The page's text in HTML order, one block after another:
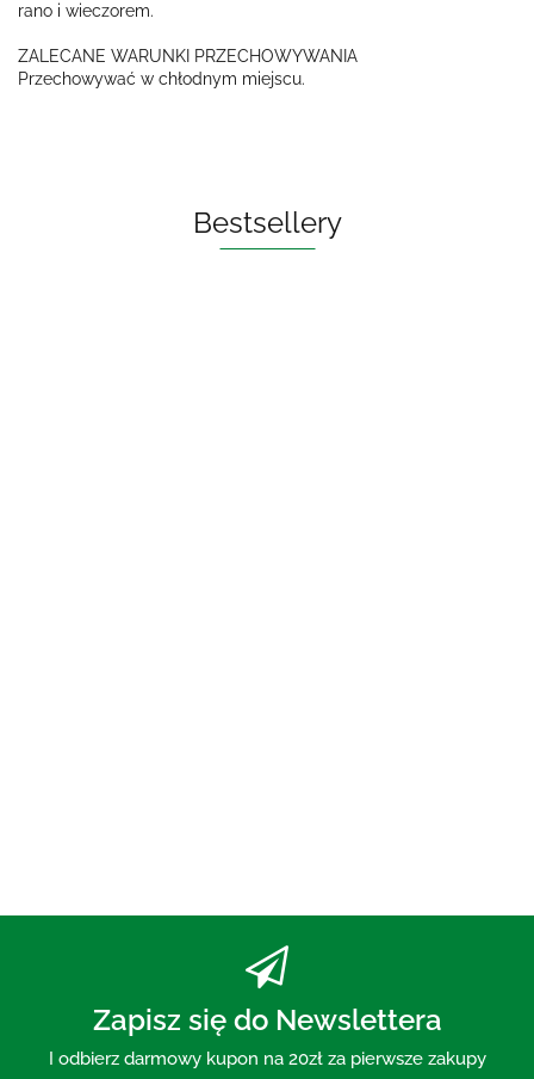
rano i wieczorem.
ZALECANE WARUNKI PRZECHOWYWANIA
Przechowywać w chłodnym miejscu.
Bestsellery
Zapisz się do Newslettera
I odbierz darmowy kupon na 20zł za pierwsze zakupy